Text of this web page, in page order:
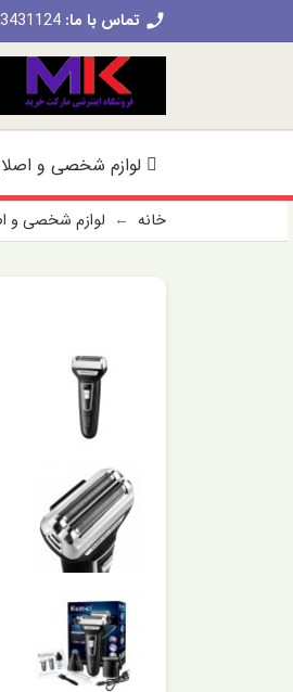
call تماس با ما:
لوازم شخصی و
خانه لوازم شخصی و